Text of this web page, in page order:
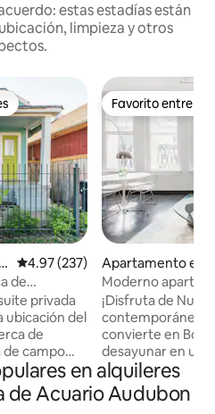
estas estadías están
limpieza y otros
Calificación promedio: 4.97 de
4.97 (237)
de
privada
ubicación del
de
de campo
de 14
tamaño
Favorito entre
Favorito entre
Apartamento en
siness District
Moderno
pocos pasos del
¡Disfruta de
contemporáneo
convierte en
desayunar en
tulipán bajo una
sumérgete en la
este espacioso
en alquileres
de Acuario Audubon